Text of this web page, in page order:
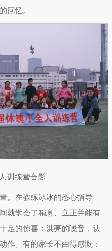
回忆。
训练营合影
。在教练冰冰的悉心指导
就学会了稍息、立正并能有
足的惊喜：洪亮的嗓音，认
作。有的家长不由得感慨：